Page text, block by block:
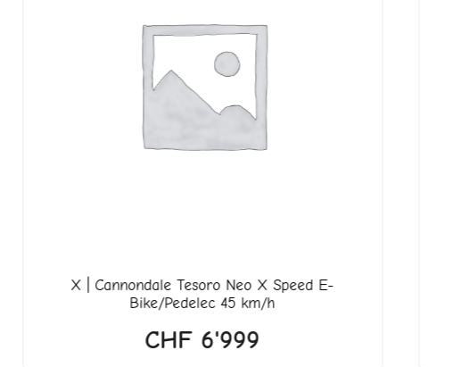
X | Cannondale Tesoro Neo X Speed E-
Bike/Pedelec 45 km/h
CHF6'999